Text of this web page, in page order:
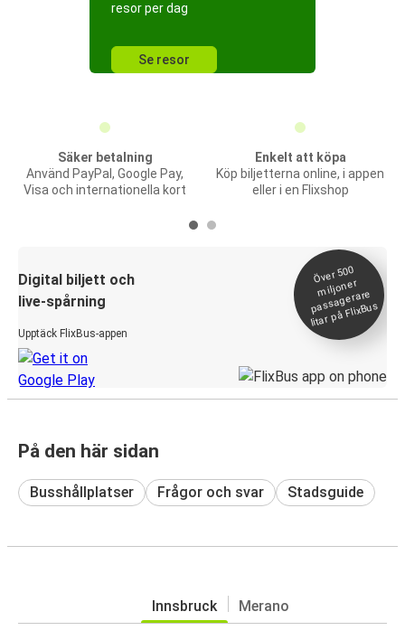
resor per dag
Se resor
Säker betalning
Använd PayPal, Google Pay,
Visa och internationella kort
Enkelt att köpa
Köp biljetterna online, i appen
eller i en Flixshop
Digital biljett och
live-spårning
Upptäck FlixBus-appen
Över 500
miljoner
passagerare
litar på FlixBus
På den här sidan
Busshållplatser Frågor och svar Stadsguide
Innsbruck Merano